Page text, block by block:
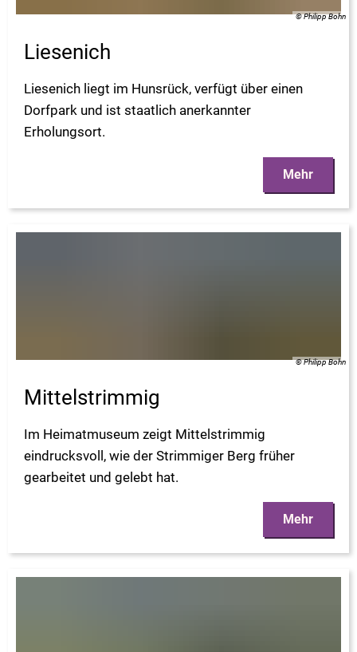
© Philipp Bohn
Liesenich
Liesenich liegt im Hunsrück, verfügt über einen
Dorfpark und ist staatlich anerkannter
Erholungsort.
Mehr
© Philipp Bohn
Mittelstrimmig
Im Heimatmuseum zeigt Mittelstrimmig
eindrucksvoll, wie der Strimmiger Berg früher
gearbeitet und gelebt hat.
Mehr